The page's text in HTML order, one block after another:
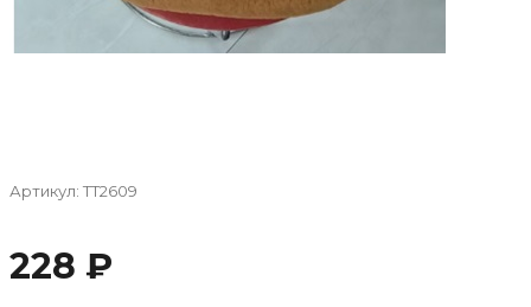
Артикул: TT2609
228 ₽